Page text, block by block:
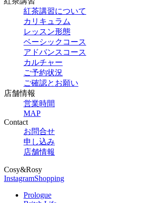
紅茶講習について
カリキュラム
レッスン形態
ベーシックコース
アドバンスコース
カルチャー
ご予約状況
ご確認とお願い
店舗情報
営業時間
MAP
Contact
お問合せ
申し込み
店舗情報
Cosy&Rosy
InstagramShopping
Prologue